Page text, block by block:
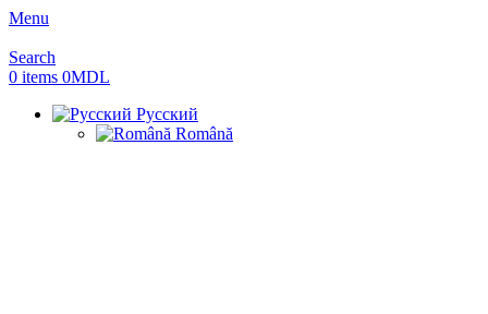
Menu
Search
0 items 0MDL
Русский
Română